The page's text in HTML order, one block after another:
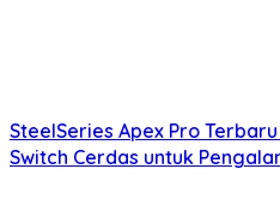
SteelSeries Apex Pro
Switch Cerdas untuk